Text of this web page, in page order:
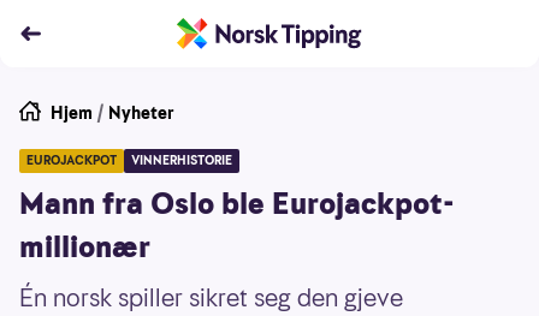
Hjem / Nyheter
EUROJACKPOT VINNERHISTORIE
Mann fra Oslo ble Eurojackpot-
millionær
Én norsk spiller sikret seg den gjeve